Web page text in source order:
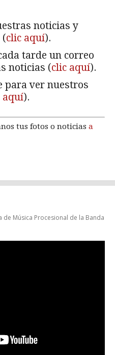
noticias y
(clic aquí).
tarde un correo
noticias (clic aquí).
para ver nuestros
aquí).
tus fotos o noticias a